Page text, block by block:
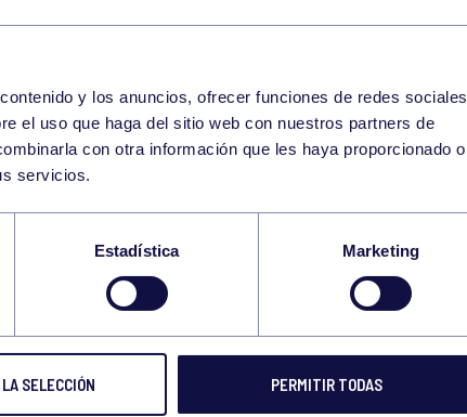
y los anuncios, ofrecer funciones de redes sociales
el uso que haga del sitio web con nuestros partners de
con otra información que les haya proporcionado o
servicios.
Estadística Marketing
SELECCIÓN PERMITIR TODAS
h SAN SEBASTIÁN (BERA BERA)
RS TXURI –
Comparte